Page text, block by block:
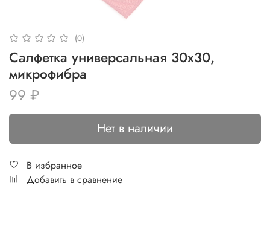
(0)
Салфетка универсальная 30x30,
микрофибра
99 ₽
Нет в наличии
В избранное
Добавить в сравнение